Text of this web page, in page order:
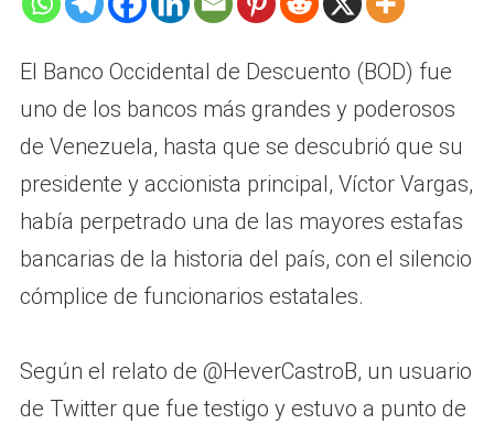
El Banco Occidental de Descuento (BOD) fue
uno de los bancos más grandes y poderosos
de Venezuela, hasta que se descubrió que su
presidente y accionista principal, Víctor Vargas,
había perpetrado una de las mayores estafas
bancarias de la historia del país, con el silencio
cómplice de funcionarios estatales.
Según el relato de @HeverCastroB, un usuario
de Twitter que fue testigo y estuvo a punto de